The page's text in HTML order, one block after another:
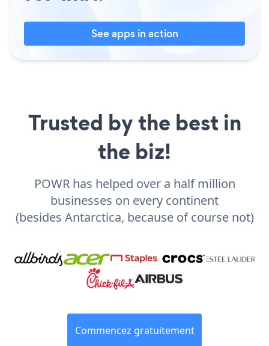
See apps in action
Trusted by the best in
the biz!
POWR has helped over a half million
businesses on every continent
(besides Antarctica, because of course not)
Commencez gratuitement